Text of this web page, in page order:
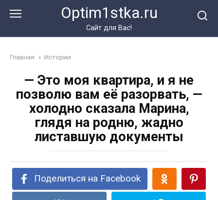
Optim1stka.ru
Сайт для Вас!
Главная » Истории
— Это моя квартира, и я не
позволю вам её разорвать, —
холодно сказала Марина,
глядя на родню, жадно
листавшую документы
Поделиться на Facebook